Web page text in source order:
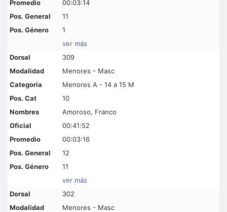
00:03:14
11
1
ver más
309
Menores - Masc
Menores A - 14 a 15 M
10
Amoroso, Franco
00:41:52
00:03:16
12
11
ver más
302
Menores - Masc